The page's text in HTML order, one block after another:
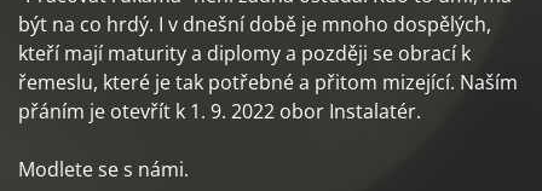
být na co hrdý. I v dnešní době je mnoho dospělých,
kteří mají maturity a diplomy a později se obrací k
řemeslu, které je tak potřebné a přitom mizející. Naším
přáním je otevřít k 1. 9. 2022 obor Instalatér.
Modlete se s námi.